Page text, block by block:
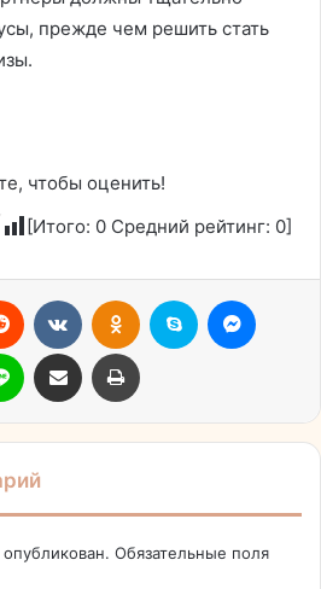
прежде чем решить стать
чтобы оценить!
[Итого: 0 Средний рейтинг: 0]
Reddit ВконтактеОдноклассники
Skype
Line Поделиться через электронную почту Печатать
Обязательные поля